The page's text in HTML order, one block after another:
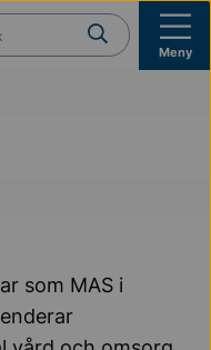
du?
Meny
som MAS i